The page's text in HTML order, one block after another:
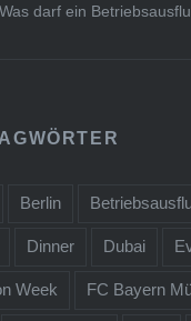
Was darf ein
Berlin
Dinner Dubai
Week FC Bayern